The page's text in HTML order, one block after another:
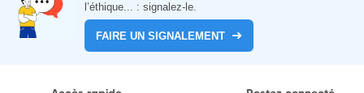
l’éthique... : signalez-le.
FAIRE UN SIGNALEMENT